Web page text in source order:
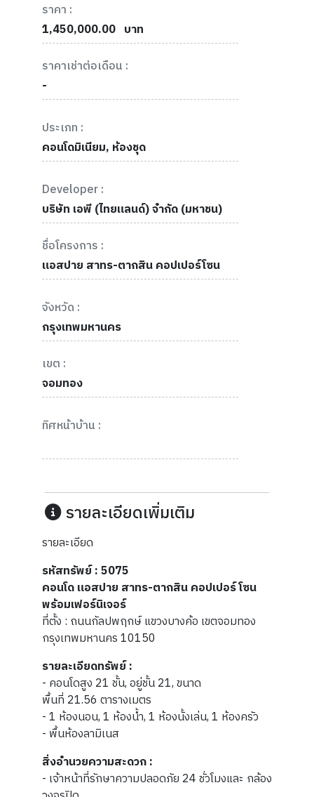
ราคา :
1,450,000.00 บาท
ราคาเช่าต่อเดือน :
-
ประเภท :
คอนโดมิเนียม, ห้องชุด
Developer :
บริษัท เอพี (ไทยแลนด์) จำกัด (มหาชน)
ชื่อโครงการ :
แอสปาย สาทร-ตากสิน คอปเปอร์โซน
จังหวัด :
กรุงเทพมหานคร
เขต :
จอมทอง
ทิศหน้าบ้าน :
รายละเอียดเพิ่มเติม
รายละเอียด
รหัสทรัพย์ : 5075
คอนโด แอสปาย สาทร-ตากสิน คอปเปอร์ โซน
พร้อมเฟอร์นิเจอร์
ที่ตั้ง : ถนนกัลปพฤกษ์ แขวงบางค้อ เขตจอมทอง
กรุงเทพมหานคร 10150
รายละเอียดทรัพย์ :
- คอนโดสูง 21 ชั้น, อยู่ชั้น 21, ขนาด
พื้นที่ 21.56 ตารางเมตร
- 1 ห้องนอน, 1 ห้องน้ำ, 1 ห้องนั้งเล่น, 1 ห้องครัว
- พื้นห้องลามิเนส
สิ่งอำนวยความสะดวก :
- เจ้าหน้าที่รักษาความปลอดภัย 24 ชั่วโมงและ กล้อง